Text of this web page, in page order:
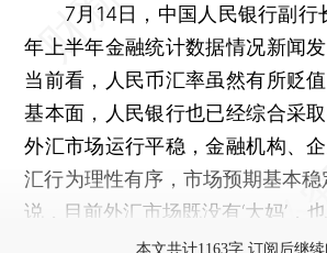
7月14日，中国人民银行副行
年上半年金融统计数据情况新闻
当前看，人民币汇率虽然有所贬
基本面，人民银行也已经综合采
外汇市场运行平稳，金融机构、
汇行为理性有序，市场预期基本稳
说，目前外汇市场既没有‘大妈’，也
本文共计1163字 订阅后继